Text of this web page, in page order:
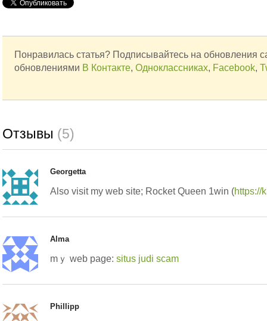
Понравилась статья? Подписывайтесь на обновления
обновлениями В Контакте,Одноклассниках, Facebook,
Отзывы (5)
Georgetta
Also visit my web site; Rocket Queen 1win (https://
Alma
mｙ web page:situs judi scam
Phillipp